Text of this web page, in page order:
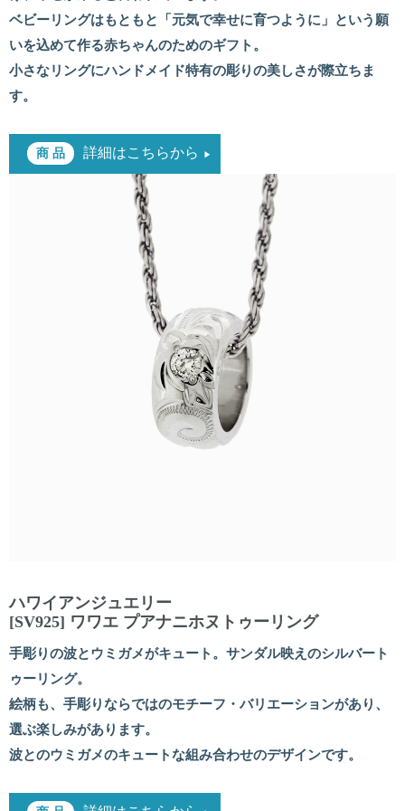
ベビーリングはもともと「元気で幸せに育つように」という願
いを込めて作る赤ちゃんのためのギフト。
小さなリングにハンドメイド特有の彫りの美しさが際立ちま
す。
詳細はこちらから
ハワイアンジュエリー
[SV925] ワワエ プアナニホヌトゥーリング
手彫りの波とウミガメがキュート。サンダル映えのシルバート
ゥーリング。
絵柄も、手彫りならではのモチーフ・バリエーションがあり、
選ぶ楽しみがあります。
波とのウミガメのキュートな組み合わせのデザインです。